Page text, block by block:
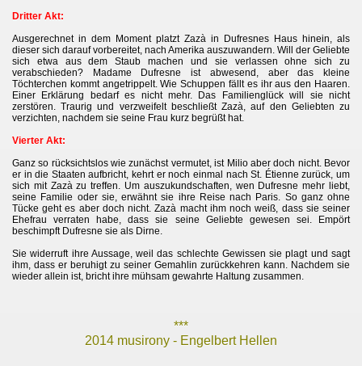
Dritter Akt:
Ausgerechnet in dem Moment platzt Zazà in Dufresnes Haus hinein, als
dieser sich darauf vorbereitet, nach Amerika auszuwandern. Will der Geliebte
sich etwa aus dem Staub machen und sie verlassen ohne sich zu
verabschieden? Madame Dufresne ist abwesend, aber das kleine
Töchterchen kommt angetrippelt. Wie Schuppen fällt es ihr aus den Haaren.
Einer Erklärung bedarf es nicht mehr. Das Familienglück will sie nicht
zerstören. Traurig und verzweifelt beschließt Zazà, auf den Geliebten zu
verzichten, nachdem sie seine Frau kurz begrüßt hat.
Vierter Akt:
Ganz so rücksichtslos wie zunächst vermutet, ist Milio aber doch nicht. Bevor
er in die Staaten aufbricht, kehrt er noch einmal nach St. Étienne zurück, um
sich mit Zazà zu treffen. Um auszukundschaften, wen Dufresne mehr liebt,
seine Familie oder sie, erwähnt sie ihre Reise nach Paris. So ganz ohne
Tücke geht es aber doch nicht. Zazà macht ihm noch weiß, dass sie seiner
Ehefrau verraten habe, dass sie seine Geliebte gewesen sei. Empört
beschimpft Dufresne sie als Dirne.
Sie widerruft ihre Aussage, weil das schlechte Gewissen sie plagt und sagt
ihm, dass er beruhigt zu seiner Gemahlin zurückkehren kann. Nachdem sie
wieder allein ist, bricht ihre mühsam gewahrte Haltung zusammen.
***
2014 musirony - Engelbert Hellen